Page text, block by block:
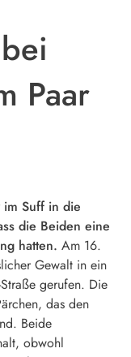
Paar
Suff in die
die Beiden eine
hatten. Am 16.
Gewalt in ein
gerufen. Die
das den
Beide
obwohl